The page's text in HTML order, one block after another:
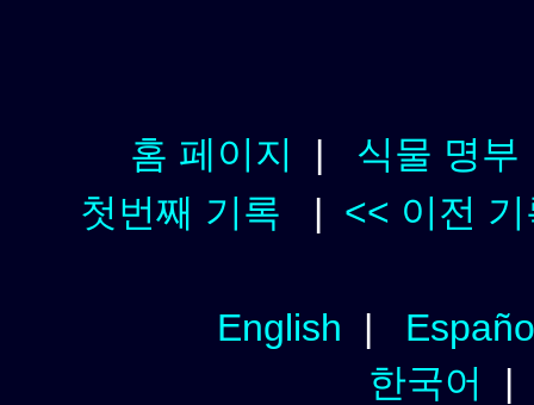
홈 페이지 | 식물 명부
첫번째 기록 | << 이전 기
English |
한국어